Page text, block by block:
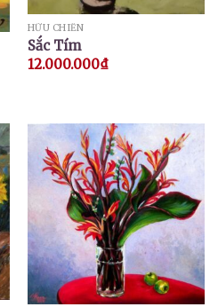
HỮU CHIẾN
Sắc Tím
12.000.000₫